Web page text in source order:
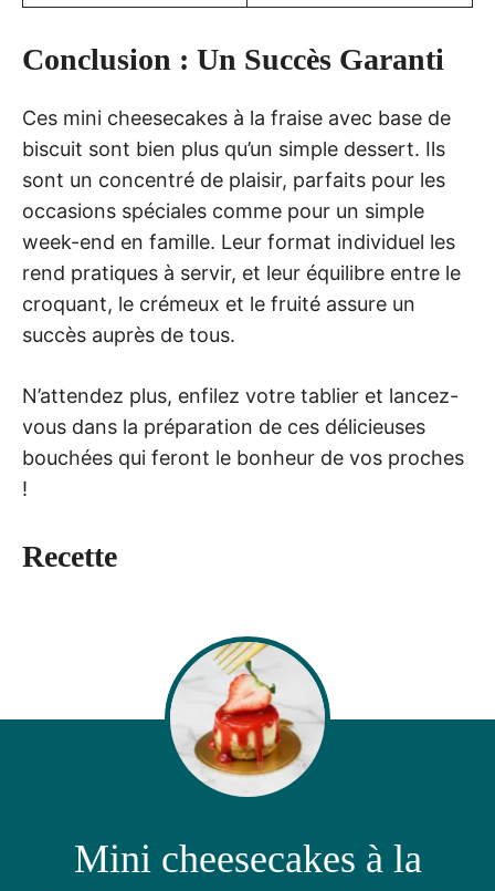
Conclusion : Un Succès Garanti
Ces mini cheesecakes à la fraise avec base de
biscuit sont bien plus qu’un simple dessert. Ils
sont un concentré de plaisir, parfaits pour les
occasions spéciales comme pour un simple
week-end en famille. Leur format individuel les
rend pratiques à servir, et leur équilibre entre le
croquant, le crémeux et le fruité assure un
succès auprès de tous.
N’attendez plus, enfilez votre tablier et lancez-
vous dans la préparation de ces délicieuses
bouchées qui feront le bonheur de vos proches
!
Recette
Mini cheesecakes à la